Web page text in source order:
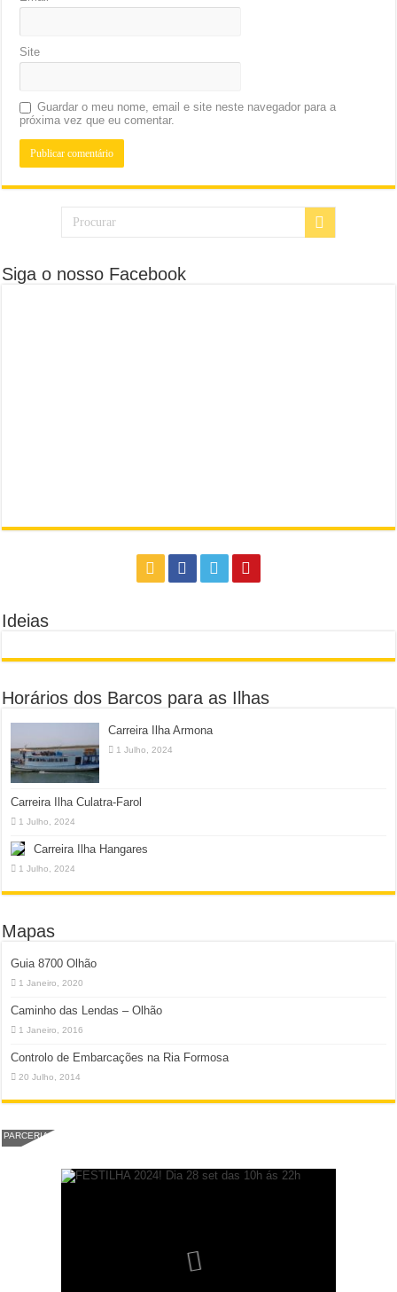
Site
Guardar o meu nome, email e site neste navegador para a
próxima vez que eu comentar.
Siga o nosso Facebook
Ideias
Horários dos Barcos para as Ilhas
Carreira Ilha Armona
1 Julho, 2024
Carreira Ilha Culatra-Farol
1 Julho, 2024
Carreira Ilha Hangares
1 Julho, 2024
Mapas
Guia 8700 Olhão
1 Janeiro, 2020
Caminho das Lendas – Olhão
1 Janeiro, 2016
Controlo de Embarcações na Ria Formosa
20 Julho, 2014
PARCERIA